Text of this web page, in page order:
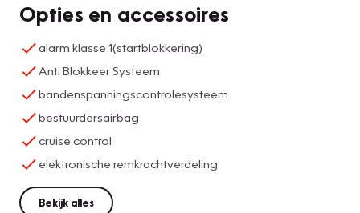
Opties en accessoires
alarm klasse 1(startblokkering)
Anti Blokkeer Systeem
bandenspanningscontrolesysteem
bestuurdersairbag
cruise control
elektronische remkrachtverdeling
Bekijk alles